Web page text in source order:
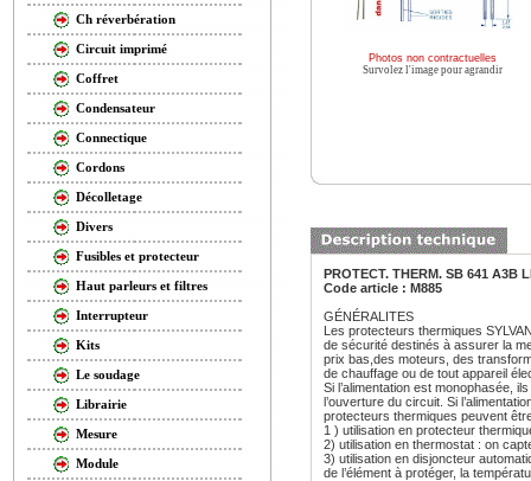
Ch réverbération
Circuit imprimé
Coffret
Condensateur
Connectique
Cordons
Décolletage
Divers
Fusibles et protecteur
Haut parleurs et filtres
Interrupteur
Kits
Le soudage
Librairie
Mesure
Module
Photos non contractuelles
Survolez l'image pour agrandir
PROTECT. THERM. SB 641 A3B
Code article : M885
GÉNÉRALITES
Les protecteurs thermiques
de sécurité destinés à assurer la
prix bas,des moteurs, des
de chauffage ou de tout appareil
Si l’alimentation est monophasée,
l’ouverture du circuit. Si
protecteurs thermiques peuvent
1 ) utilisation en protecteur
2) utilisation en thermostat : on
3) utilisation en disjoncteur
de l’élément à protéger, la